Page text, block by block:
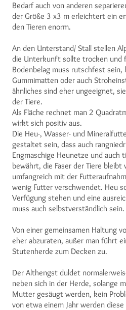
Bedarf auch von anderen
der Größe 3 x3 m erleichtert ein
den Tieren enorm.
An den Unterstand/ Stall stellen
die Unterkunft sollte trocken und
Bodenbelag muss rutschfest sein,
Gummimatten oder auch
ähnliches sind eher ungeeignet,
der Tiere.
Als Fläche rechnet man 2
wirkt sich positiv aus.
Die Heu-, Wasser- und
gestaltet sein, dass auch
Engmaschige Heunetze und auch
bewährt, die Faser der Tiere
umfangreich mit der
wenig Futter verschwendet. Heu
Verfügung stehen und eine
muss auch selbstverständlich sein.
Von einer gemeinsamen Haltung
eher abzuraten, außer man führt
Stutenherde zum Decken zu.
Der Althengst duldet
neben sich in der Herde, solange
Mutter gesäugt werden, kein
von etwa einem Jahr werden